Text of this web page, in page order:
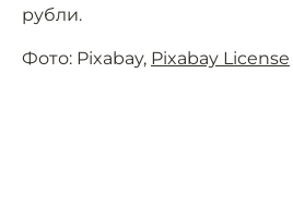
рубли.
Фото: Pixabay, Pixabay License